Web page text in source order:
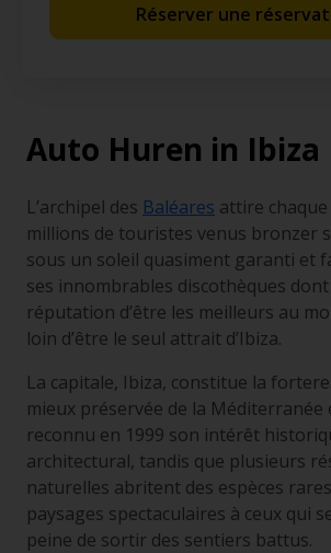
Réserver une
Auto Huren in Ibiza
L’archipel des Baléares attire
millions de touristes venus bronzer
sous un soleil quasiment garanti et
ses innombrables discothèques dont
réputation d’être les meilleurs au
loin d’être le seul attrait d’Ibiza.
La capitale, Ibiza, constitue la
mieux préservée de la Méditerranée
reconnu en 1999 son intérêt
architectural, tandis que plusieurs
naturelles abritent des espèces
paysages spectaculaires à ceux qui
peine de sortir des sentiers battus.